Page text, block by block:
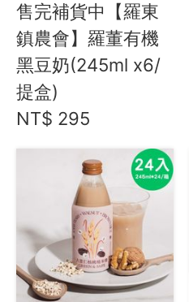
聯絡我們
合作與廣告
媒體推薦與報導
資訊安全
服務條款
售完補貨中【羅東
鎮農會】羅董有機
黑豆奶(245ml x6/
提盒)
NT$ 295